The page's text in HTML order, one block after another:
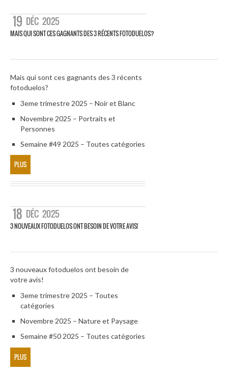
19 DÉC 2025
MAIS QUI SONT CES GAGNANTS DES 3 RÉCENTS FOTODUELOS?
Mais qui sont ces gagnants des 3 récents
fotoduelos?
3eme trimestre 2025 – Noir et Blanc
Novembre 2025 – Portraits et
Personnes
Semaine #49 2025 – Toutes catégories
PLUS
18 DÉC 2025
3 NOUVEAUX FOTODUELOS ONT BESOIN DE VOTRE AVIS!
3 nouveaux fotoduelos ont besoin de
votre avis!
3eme trimestre 2025 – Toutes
catégories
Novembre 2025 – Nature et Paysage
Semaine #50 2025 – Toutes catégories
PLUS